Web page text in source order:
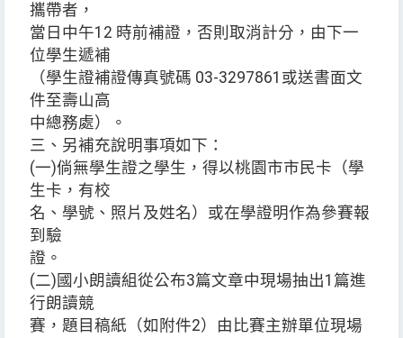
攜帶者，
當日中午12 時前補證，否則取消計分，由下一
位學生遞補
（學生證補證傳真號碼 03-3297861或送書面文
件至壽山高
中總務處）。
三、另補充說明事項如下：
(一)倘無學生證之學生，得以桃園市市民卡（學
生卡，有校
名、學號、照片及姓名）或在學證明作為參賽報
到驗
證。
(二)國小朗讀組從公布3篇文章中現場抽出1篇進
行朗讀競
賽，題目稿紙（如附件2）由比賽主辦單位現場